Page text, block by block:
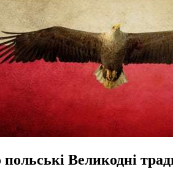
Великодні